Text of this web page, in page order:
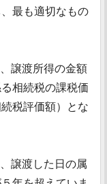
最も適切なもの
譲渡所得の金額
相続税の課税価
税評価額）とな
譲渡した日の属